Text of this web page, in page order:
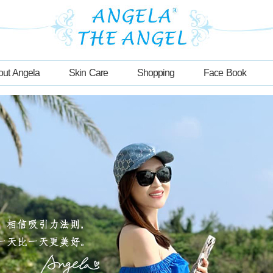
Angela Skin Care Shopping Face Book